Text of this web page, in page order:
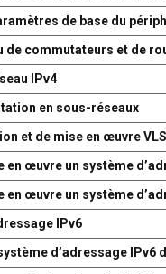
de base du
de commutateurs et de
IPv4
en sous-réseaux
et de mise en œuvre
œuvre un système
œuvre un système
IPv6
d’adressage IPv6